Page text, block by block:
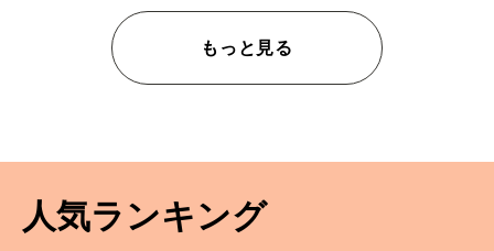
もっと見る
人気ランキング